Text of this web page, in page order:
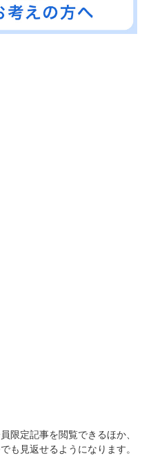
限定記事を閲覧できるほか、
も見返せるようになります。